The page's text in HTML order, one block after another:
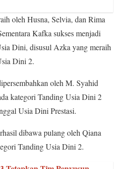
oleh Husna, Selvia, dan Rima
Kafka sukses menjadi
Dini, disusul Azka yang meraih
Dini 2.
oleh M. Syahid
kategori Tanding Usia Dini 2
Usia Dini Prestasi.
dibawa pulang oleh Qiana
Tanding Usia Dini 2.